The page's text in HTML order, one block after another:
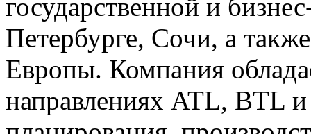
государственной и
Петербурге, Сочи, а
Европы. Компания
направлениях ATL, BTL